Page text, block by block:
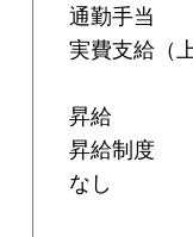
通勤手当
実費支給（
昇給
昇給制度
なし